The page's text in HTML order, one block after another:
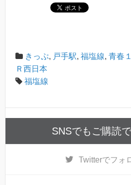
きっぷ, 戸手駅, 福塩線, 青春
Ｒ西日本
福塩線
SNSでもご購読で
Twitterでフォ